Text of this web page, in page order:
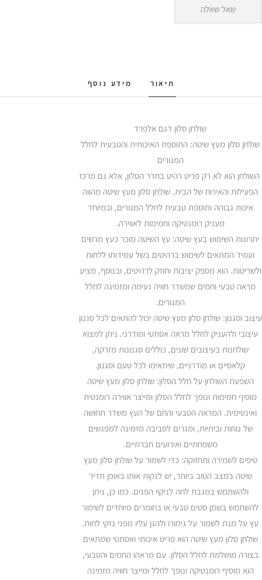
שאל שאלה
תיאור מידע נוסף
שולחן סלון דגם אלפרד
שולחן סלון מעץ שיטה: התוספת האיכותית והטבעית לחלל
המגורים
השולחן הוא לא רק פריט רהיט בחדר הסלון, אלא גם מרכז
הפעילות והאירוח של הבית. שולחן סלון מעץ שיטה מהווה
איכות גבוהה ותוספת טבעית לחלל המגורים, ובמיוחד
מעניק רומנטיקה וחמימות לאווירה.
יתרונות השימוש בעץ שיטה: עץ השיטה מוכר כעץ מרשים
ועמיד המתאים לשימוש ברהיטים בשל עמידותו ללחות
ולשריטות. הוא מספק יציבות וחוזק לרהיטים, ובנוסף, מציע
מראה טבעי וחמים שמשדר חוויה נעימה ומזמינה לחלל
המגורים.
עיצוב וסגנון: שולחן סלון מעץ שיטה יכול להתאים לכל סגנון
עיצובי ולהעניק לחלל מראה אסתטי ומודרני. ניתן למצוא
שולחנות בעיצובים שונים, כוללים סגנונות מזרקה,
קלאסיים או מודרניים, שיתאימו לכל טעם וסגנון.
השפעת השולחן על חלל הסלון: שולחן סלון מעץ שיטה
מוסיף חמימות ונופך לחלל הסלון ומייצר אווירה רומנטית
ואינטימית. המראה הטבעי והחם של העץ משדר תחושה
של נוחות וביתיות, ומגרים לסביבה מזמינה למפגשים
משפחתיים ואירועים חברתיים.
טיפים לשמירה ותחזוקה: כדי לשמור על שולחן סלון מעץ
שיטה במצב הטוב ביותר, יש לנקות אותו באופן תדיר
ולהשתמש במגבת לחה לניקוי הפנים. כמו כן, ניתן
להשתמש בשמן סטים טבעי או בחומרים מיוחדים לשימור
עץ על מנת לשמור על גימורו ולהגן עליו מפני נזקי לחות.
שולחן סלון מעץ שיטה הוא פריט איכותי ואסתטי שמתאים
בצורה מושלמת לחלל הסלון. עם מראהו החמים והטבעי,
הוא מוסיף רומנטיקה ונופך לחלל ומייצר חוויה מזמינה